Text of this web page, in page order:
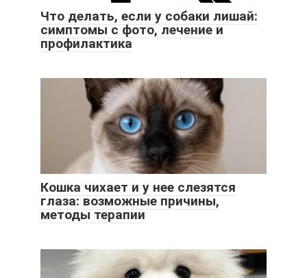
Что делать, если у собаки лишай:
симптомы с фото, лечение и
профилактика
Кошка чихает и у нее слезятся
глаза: возможные причины,
методы терапии